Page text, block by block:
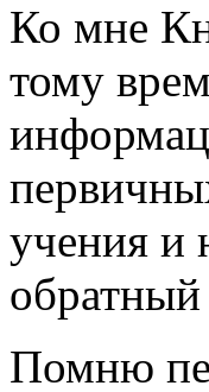
Ко мне
тому
учения и
Помню